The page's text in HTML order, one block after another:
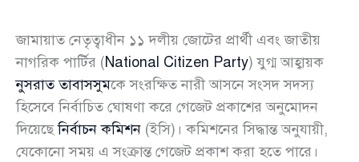
জামায়াত নেতৃত্বাধীন ১১ দলীয় জোটের প্রার্থী এবং জাতীয়
নাগরিক পার্টির (National Citizen Party) যুগ্ম আহ্বায়ক
নুসরাত তাবাসসুমকে সংরক্ষিত নারী আসনে সংসদ সদস্য
হিসেবে নির্বাচিত ঘোষণা করে গেজেট প্রকাশের অনুমোদন
দিয়েছেনির্বাচন কমিশন (ইসি)। কমিশনের সিদ্ধান্ত অনুযায়ী,
যেকোনো সময় এ সংক্রান্ত গেজেট প্রকাশ করা হতে পারে।